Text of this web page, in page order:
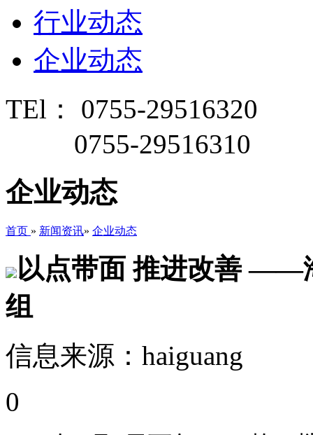
行业动态
企业动态
TEl： 0755-29516320
0755-29516310
企业动态
首页 » 新闻资讯» 企业动态
以点带面 推进改善 ——
组
信息来源：
0